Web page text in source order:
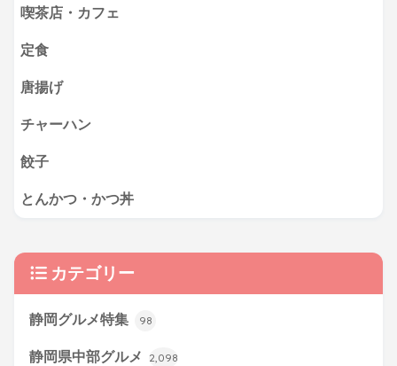
喫茶店・カフェ
定食
唐揚げ
チャーハン
餃子
とんかつ・かつ丼
カテゴリー
静岡グルメ特集 98
静岡県中部グルメ 2,098